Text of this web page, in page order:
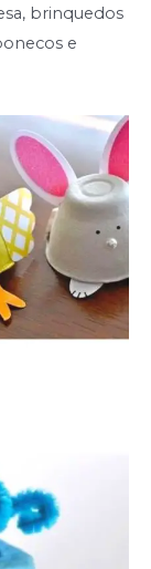
brinquedos
e